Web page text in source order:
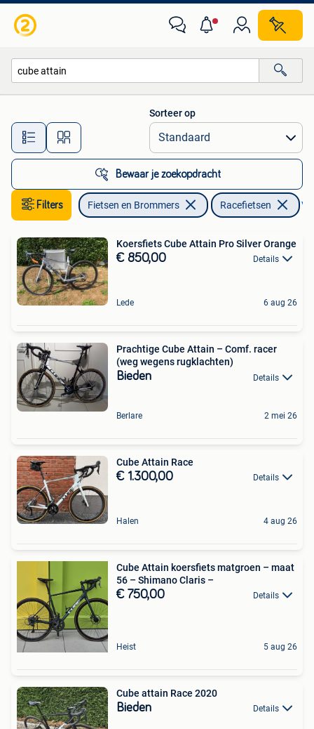
Alle afstanden…
Sorteer op
Bewaar je zoekopdracht
Filters Fietsen en Brommers Racefietsen
Koersfiets Cube Attain Pro Silver Orange
€ 850,00 Details
Lede 6 aug 26
Prachtige Cube Attain – Comf. racer
(weg wegens rugklachten)
Bieden Details
Berlare 2 mei 26
Cube Attain Race
€ 1.300,00 Details
Halen 4 aug 26
Cube Attain koersfiets matgroen – maat
56 – Shimano Claris –
€ 750,00 Details
Heist 5 aug 26
Cube attain Race 2020
Bieden Details